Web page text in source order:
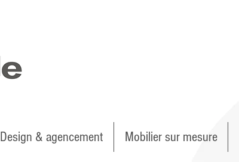
Design & agencement Mobilier sur mesure